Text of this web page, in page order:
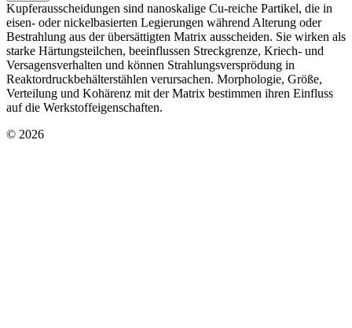
Kupferausscheidungen sind nanoskalige Cu-reiche Partikel, die in
eisen- oder nickelbasierten Legierungen während Alterung oder
Bestrahlung aus der übersättigten Matrix ausscheiden. Sie wirken als
starke Härtungsteilchen, beeinflussen Streckgrenze, Kriech- und
Versagensverhalten und können Strahlungsversprödung in
Reaktordruckbehälterstählen verursachen. Morphologie, Größe,
Verteilung und Kohärenz mit der Matrix bestimmen ihren Einfluss
auf die Werkstoffeigenschaften.
© 2026